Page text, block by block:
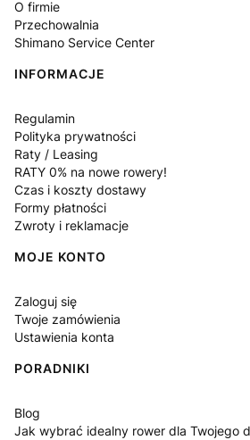
O firmie
Przechowalnia
Shimano Service Center
INFORMACJE
Regulamin
Polityka prywatności
Raty / Leasing
RATY 0% na nowe rowery!
Czas i koszty dostawy
Formy płatności
Zwroty i reklamacje
MOJE KONTO
Zaloguj się
Twoje zamówienia
Ustawienia konta
PORADNIKI
Blog
Jak wybrać idealny rower dla Twojego